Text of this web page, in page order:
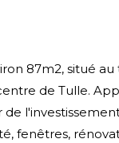
87m2, situé
de Tulle.
fenêtres,